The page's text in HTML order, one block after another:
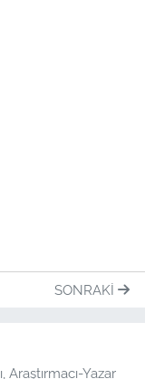
SONRAKI
Yazar